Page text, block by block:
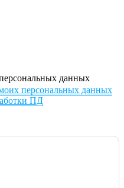
данных
персональных данных
ПД